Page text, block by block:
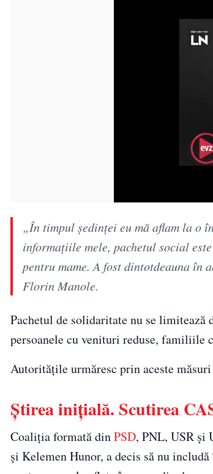
„În timpul ședinței eu mă aflam la o
informațiile mele, pachetul social
pentru mame. A fost dintotdeauna în
Florin Manole.
Pachetul de solidaritate nu se
persoanele cu venituri reduse, familiile
Autoritățile urmăresc prin aceste
Știrea inițială. Scutirea
Coaliția formată dinPSD, PNL, USR și
și Kelemen Hunor, a decis să nu